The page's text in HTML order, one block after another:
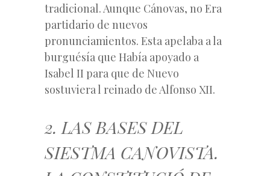
tradicional. Aunque Cánovas, no Era
partidario de nuevos
pronunciamientos. Esta apelaba a la
burguésía que Había apoyado a
Isabel II para que de Nuevo
sostuviera l reinado de Alfonso XII.
2. LAS BASES DEL
SIESTMA CANOVISTA.